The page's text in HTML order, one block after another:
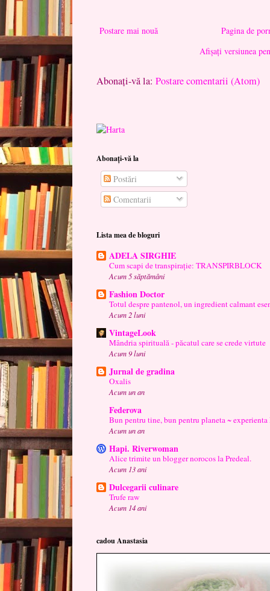
Postare mai nouă
Pagina de
Afișați versiunea
Abonați-vă la: Postare comentarii (Atom)
Abonați-vă la
Postări
Comentarii
Lista mea de bloguri
ADELA SIRGHIE
Cum scapi de transpirație: TRANSPIRBLOCK
Acum 5 săptămâni
Fashion Doctor
Totul despre pantenol, un ingredient calmant
Acum 2 luni
VintageLook
Mândria spirituală - păcatul care se crede virtute
Acum 9 luni
Jurnal de gradina
Oxalis
Acum un an
Federova
Bun pentru tine, bun pentru planeta ~ experienta
Acum un an
Hapi. Riverwoman
Alice trimite un blogger norocos la Predeal.
Acum 13 ani
Dulcegarii culinare
Trufe raw
Acum 14 ani
cadou Anastasia